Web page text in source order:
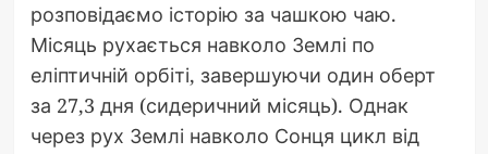
розповідаємо історію за чашкою чаю.
Місяць рухається навколо Землі по
еліптичній орбіті, завершуючи один оберт
за 27,3 дня (сидеричний місяць). Однак
через рух Землі навколо Сонця цикл від